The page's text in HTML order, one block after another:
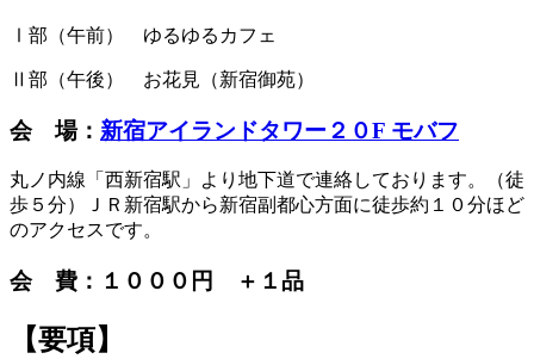
Ⅰ部（午前） ゆるゆるカフェ
Ⅱ部（午後） お花見（新宿御苑）
会 場： 新宿アイランドタワー２０F モバフ
丸ノ内線「西新宿駅」より地下道で連絡しております。（徒
歩５分）ＪＲ新宿駅から新宿副都心方面に徒歩約１０分ほど
のアクセスです。
会 費：１０００円 ＋１品
【要項】